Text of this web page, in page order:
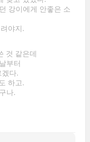
강이에게 안좋은 소
야지.
것 같은데
부터
겠다.
하고.
나.